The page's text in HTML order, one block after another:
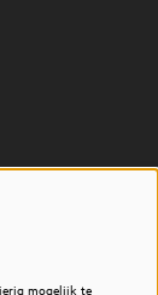
mogelijk te